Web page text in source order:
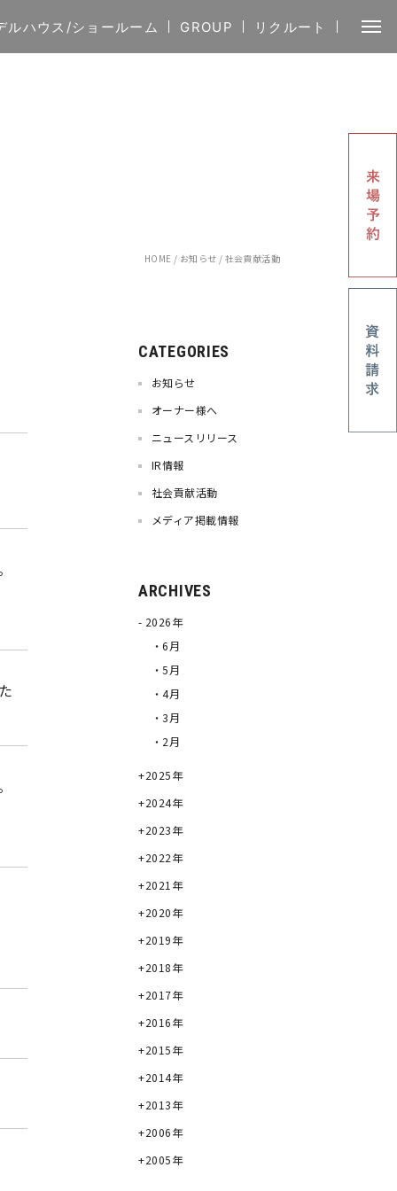
ルハウス/ショールーム GROUP リクルート
HOME / お知らせ / 社会貢献活動
CATEGORIES
お知らせ
オーナー様へ
ニュースリリース
IR情報
社会貢献活動
メディア掲載情報
ARCHIVES
2026年
・6月
・5月
・4月
・3月
・2月
2025年
2024年
2023年
2022年
2021年
2020年
2019年
2018年
2017年
2016年
2015年
2014年
2013年
2006年
2005年